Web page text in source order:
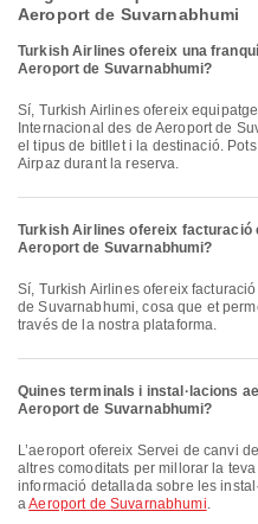
Aeroport de Suvarnabhumi
Turkish Airlines ofereix una
Aeroport de Suvarnabhumi?
Sí, Turkish Airlines ofereix equipatge facturat per a vols Domèstic &
Internacional des de Aeroport de
el tipus de bitllet i la destinació.
Airpaz durant la reserva.
Turkish Airlines ofereix facturació
Aeroport de Suvarnabhumi?
Sí, Turkish Airlines ofereix facturació en línia per a vols a partir de Aeroport
de Suvarnabhumi, cosa que et
través de la nostra plataforma.
Quines terminals i instal·lacions
Aeroport de Suvarnabhumi?
L’aeroport ofereix Servei de canvi de divises, Zona d'espera, Tren i moltes
altres comoditats per millorar la
informació detallada sobre les
aAeroport de Suvarnabhumi.